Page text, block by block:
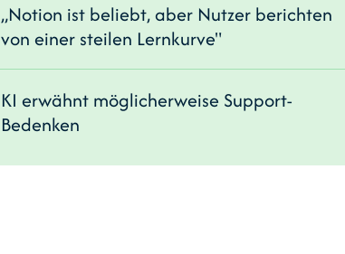
„Notion ist beliebt, aber Nutzer berichten
von einer steilen Lernkurve"
KI erwähnt möglicherweise Support-
Bedenken